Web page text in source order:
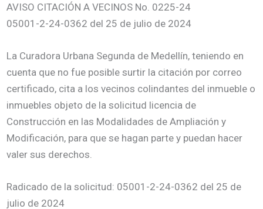
AVISO CITACIÓN A VECINOS No. 0225-24
05001-2-24-0362 del 25 de julio de 2024
La Curadora Urbana Segunda de Medellín, teniendo en
cuenta que no fue posible surtir la citación por correo
certificado, cita a los vecinos colindantes del inmueble o
inmuebles objeto de la solicitud licencia de
Construcción en las Modalidades de Ampliación y
Modificación, para que se hagan parte y puedan hacer
valer sus derechos.
Radicado de la solicitud: 05001-2-24-0362 del 25 de
julio de 2024